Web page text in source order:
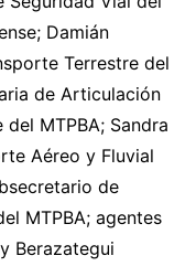
Damián
Terrestre del
de Articulación
MTPBA; Sandra
Aéreo y Fluvial
de
MTPBA; agentes
Berazategui